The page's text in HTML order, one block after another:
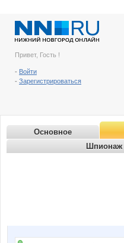
Привет, Гость !
- Войти
- Зарегистрироваться
Основное
Шпионаж